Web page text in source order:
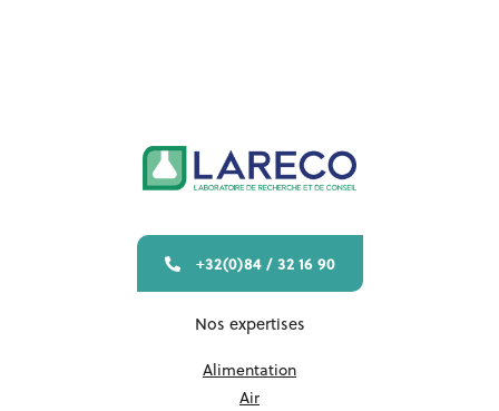
+32(0)84 / 32 16 90
Nos expertises
Alimentation
Air